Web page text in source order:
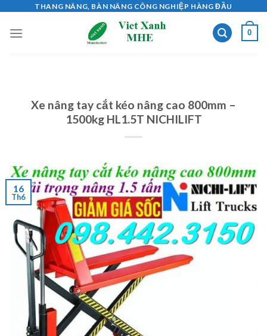
content
THANG NÂNG, BÀN NÂNG CÔNG NGHIỆP HÀNG ĐẦU
0
Xe nâng tay cắt kéo nâng cao 800mm –
1500kg HL1.5T NICHILIFT
16
Th6